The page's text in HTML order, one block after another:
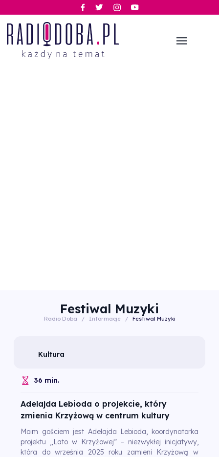
Festiwal Muzyki
Radio Doba / Informacje / Festiwal Muzyki
Kultura
36 min.
Adelajda Lebioda o projekcie, który
zmienia Krzyżową w centrum kultury
Moim gościem jest Adelajda Lebioda, koordynatorka
projektu „Lato w Krzyżowej” – niezwykłej inicjatywy,
która do września 2025 roku zamieni Krzyżową w